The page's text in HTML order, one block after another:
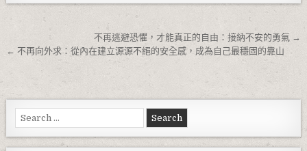
文章導覽
不再逃避恐懼，才能真正的自由：接納不安的勇氣 →
← 不再向外求：從內在建立源源不絕的安全感，成為自己最穩固的靠山
Search for: